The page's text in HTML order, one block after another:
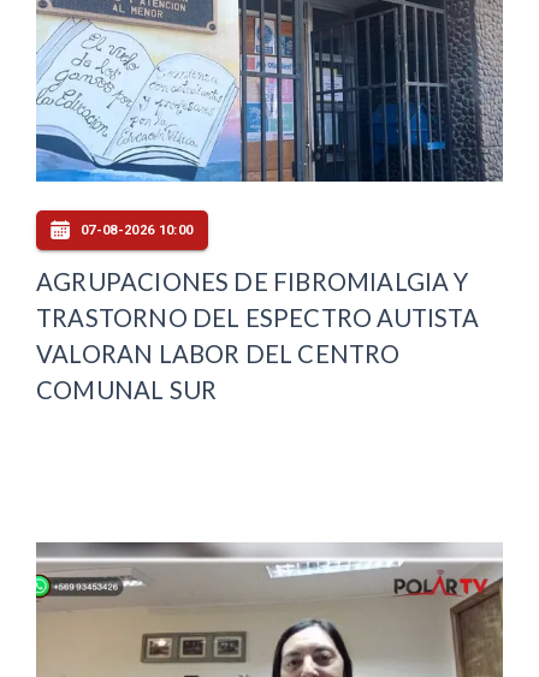
07-08-2026 10:00
AGRUPACIONES DE FIBROMIALGIA Y
TRASTORNO DEL ESPECTRO AUTISTA
VALORAN LABOR DEL CENTRO
COMUNAL SUR